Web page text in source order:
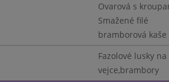
Ovarová s
Smažené filé
bramborová kaše
Fazolové lusky
vejce,brambory